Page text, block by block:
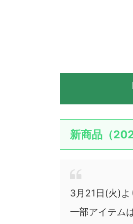
新商品（
3月21日(火)
一部アイテム